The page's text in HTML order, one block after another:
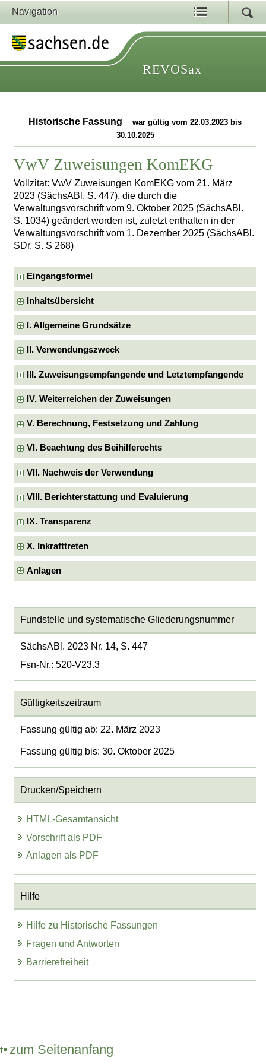
Navigation
REVOSax
Historische Fassung
war gültig vom 22.03.2023 bis
30.10.2025
VwV Zuweisungen KomEKG
Vollzitat: VwV Zuweisungen KomEKG vom 21. März
2023 (SächsABl. S. 447), die durch die
Verwaltungsvorschrift vom 9. Oktober 2025 (SächsABl.
S. 1034) geändert worden ist, zuletzt enthalten in der
Verwaltungsvorschrift vom 1. Dezember 2025 (SächsABl.
SDr. S. S 268)
Eingangsformel
Inhaltsübersicht
I. Allgemeine Grundsätze
II. Verwendungszweck
III. Zuweisungsempfangende und Letztempfangende
IV. Weiterreichen der Zuweisungen
V. Berechnung, Festsetzung und Zahlung
VI. Beachtung des Beihilferechts
VII. Nachweis der Verwendung
VIII. Berichterstattung und Evaluierung
IX. Transparenz
X. Inkrafttreten
Anlagen
Fundstelle und systematische Gliederungsnummer
SächsABl. 2023 Nr. 14, S. 447
Fsn-Nr.: 520-V23.3
Gültigkeitszeitraum
Fassung gültig ab: 22. März 2023
Fassung gültig bis: 30. Oktober 2025
Drucken/Speichern
HTML-Gesamtansicht
Vorschrift als PDF
Anlagen als PDF
Hilfe
Hilfe zu Historische Fassungen
Fragen und Antworten
Barrierefreiheit
zum Seitenanfang